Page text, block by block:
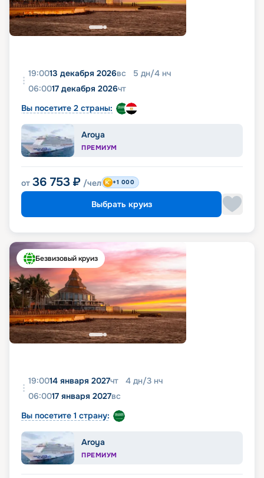
19:0013 декабря 2026вс 5 дн/4 нч
06:0017 декабря 2026чт
Вы посетите 2 страны:
Aroya
ПРЕМИУМ
от 36 753 ₽ /чел +1 000
Выбрать круиз
Безвизовый круиз
19:0014 января 2027чт 4 дн/3 нч
06:0017 января 2027вс
Вы посетите 1 страну:
Aroya
ПРЕМИУМ